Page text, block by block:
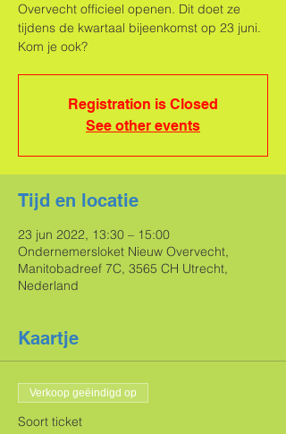
Overvecht officieel openen. Dit doet ze
tijdens de kwartaal bijeenkomst op 23 juni.
Kom je ook?
Registration is Closed
See other events
Tijd en locatie
23 jun 2022, 13:30 – 15:00
Ondernemersloket Nieuw Overvecht,
Manitobadreef 7C, 3565 CH Utrecht,
Nederland
Kaartje
Verkoop geëindigd op
Soort ticket